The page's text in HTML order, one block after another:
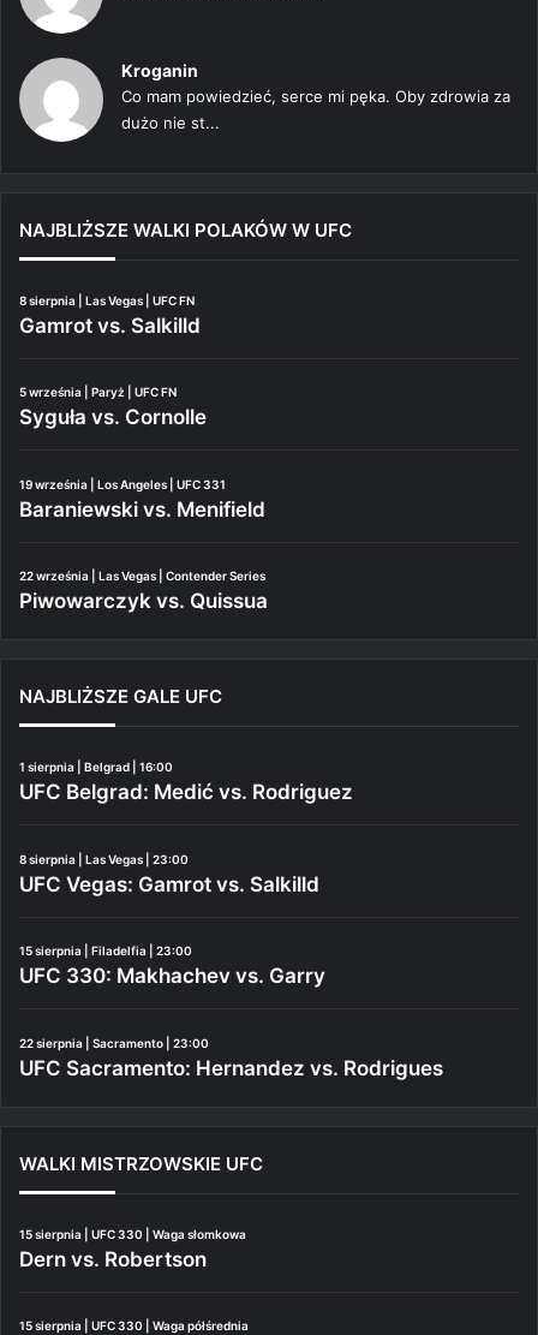
Kroganin
Co mam powiedzieć, serce mi pęka. Oby zdrowia za
dużo nie st...
NAJBLIŻSZE WALKI POLAKÓW W UFC
8 sierpnia | Las Vegas | UFC FN
Gamrot vs. Salkilld
5 września | Paryż | UFC FN
Syguła vs. Cornolle
19 września | Los Angeles | UFC 331
Baraniewski vs. Menifield
22 września | Las Vegas | Contender Series
Piwowarczyk vs. Quissua
NAJBLIŻSZE GALE UFC
1 sierpnia | Belgrad | 16:00
UFC Belgrad: Medić vs. Rodriguez
8 sierpnia | Las Vegas | 23:00
UFC Vegas: Gamrot vs. Salkilld
15 sierpnia | Filadelfia | 23:00
UFC 330: Makhachev vs. Garry
22 sierpnia | Sacramento | 23:00
UFC Sacramento: Hernandez vs. Rodrigues
WALKI MISTRZOWSKIE UFC
15 sierpnia | UFC 330 | Waga słomkowa
Dern vs. Robertson
15 sierpnia | UFC 330 | Waga półśrednia